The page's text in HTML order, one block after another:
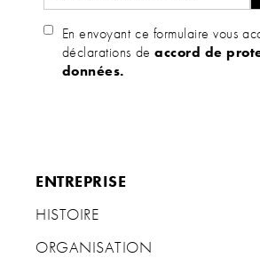
En envoyant ce formulaire vous
déclarations deaccord de
données.
ENTREPRISE
HISTOIRE
ORGANISATION